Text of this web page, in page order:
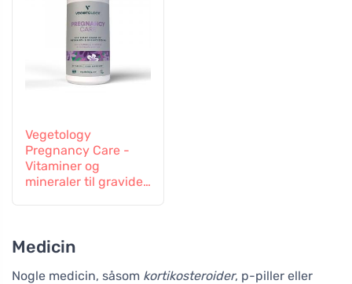
Vegetology
Pregnancy Care -
Vitaminer og
mineraler til gravide
Medicin
Nogle medicin, såsom kortikosteroider, p-piller eller